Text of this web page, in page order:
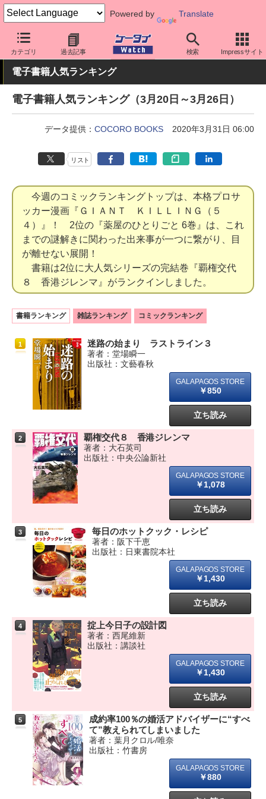
Powered by Translate
カテゴリ 過去記事 検索 Impressサイト
ケータイ Watch 業界動向 調査
電子書籍人気ランキング
電子書籍人気ランキング（3月20日～3月26日）
データ提供：COCORO BOOKS 2020年3月31日 06:00
リスト
今週のコミックランキングトップは、本格プロサ
ッカー漫画『ＧＩＡＮＴ ＫＩＬＬＩＮＧ（５
４）』！ 2位の『薬屋のひとりごと 6巻』は、これ
までの謎解きに関わった出来事が一つに繋がり、目
が離せない展開！
書籍は2位に大人気シリーズの完結巻『覇権交代
８ 香港ジレンマ』がランクインしました。
書籍ランキング 雑誌ランキング コミックランキング
1 迷路の始まり ラストライン３
著者：堂場瞬一
出版社：文藝春秋
￥850
立ち読み
2 覇権交代８ 香港ジレンマ
著者：大石英司
出版社：中央公論新社
￥1,078
立ち読み
3 毎日のホットクック・レシピ
著者：阪下千恵
出版社：日東書院本社
￥1,430
立ち読み
4 掟上今日子の設計図
著者：西尾維新
出版社：講談社
￥1,430
立ち読み
5
成約率100％の婚活アドバイザーに“すべ
て”教えられてしまいました
著者：葉月クロル/唯奈
出版社：竹書房
￥880